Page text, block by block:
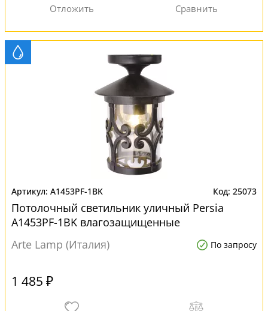
A1453PF-1BK 25073
Потолочный светильник уличный Persia
A1453PF-1BK влагозащищенные
Arte Lamp (Италия)
По запросу
1 485 ₽